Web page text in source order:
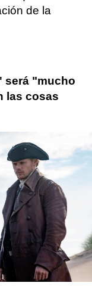
de la
será "mucho
las cosas
Robert Pattinson